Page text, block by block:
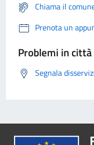
Chiama il
Prenota un
Problemi in città
Segnala